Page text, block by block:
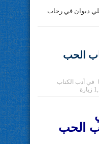
ديوان في رحاب
الحب
في أدب الكتاب
الحب